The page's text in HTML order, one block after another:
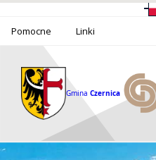
Pomocne Linki
Gmina Czernica